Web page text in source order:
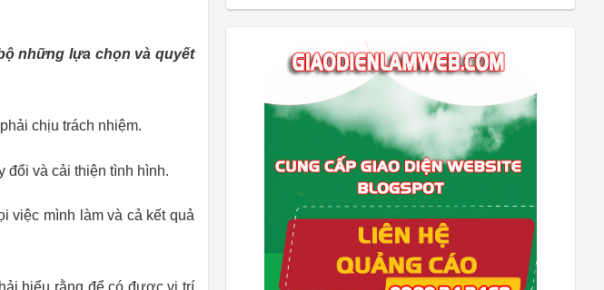
những lựa chọn và quyết
chịu trách nhiệm.
đổi và cải thiện tình hình.
việc mình làm và cả kết quả